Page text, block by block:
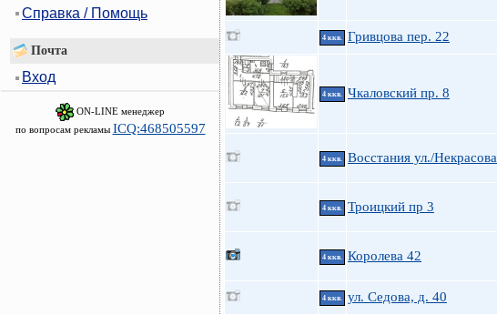
Справка / Помощь
Почта
Вход
ON-LINE менеджер
по вопросам рекламы ICQ:468505597
4 ккв. Гривцова пер. 22
4 ккв. Чкаловский пр. 8
4 ккв. Восстания ул./Некрасова
4 ккв. Троицкий пр 3
4 ккв. Королева 42
4 ккв. ул. Седова, д. 40